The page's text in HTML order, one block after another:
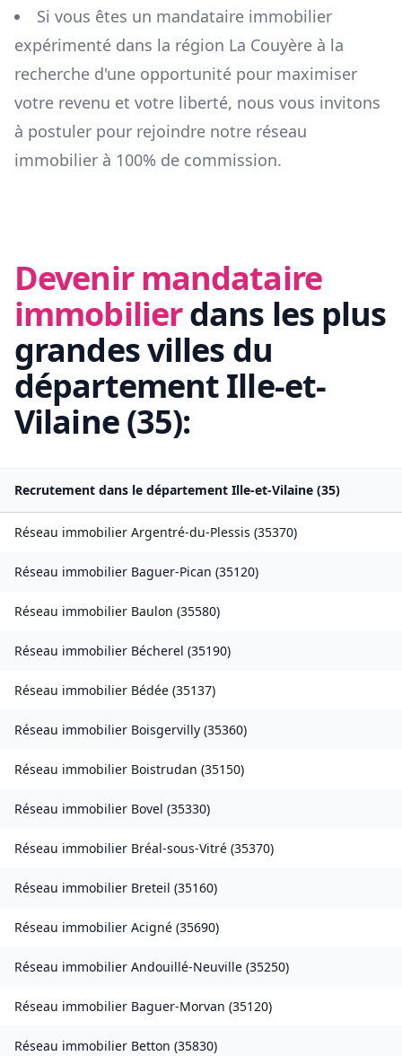
Si vous êtes un mandataire immobilier
expérimenté dans la région La Couyère à la
recherche d'une opportunité pour maximiser
votre revenu et votre liberté, nous vous invitons
à postuler pour rejoindre notre réseau
immobilier à 100% de commission.
Devenir mandataire
immobilierdans les plus
grandes villes du
départementIlle-et-
Vilaine(35):
Recrutement dans le département Ille-et-Vilaine (35)
Réseau immobilier Argentré-du-Plessis (35370)
Réseau immobilier Baguer-Pican (35120)
Réseau immobilier Baulon (35580)
Réseau immobilier Bécherel (35190)
Réseau immobilier Bédée (35137)
Réseau immobilier Boisgervilly (35360)
Réseau immobilier Boistrudan (35150)
Réseau immobilier Bovel (35330)
Réseau immobilier Bréal-sous-Vitré (35370)
Réseau immobilier Breteil (35160)
Réseau immobilier Acigné (35690)
Réseau immobilier Andouillé-Neuville (35250)
Réseau immobilier Baguer-Morvan (35120)
Réseau immobilier Betton (35830)